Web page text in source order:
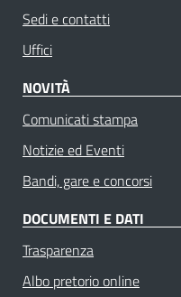
Sedi e contatti
Uffici
NOVITÀ
Comunicati stampa
Notizie ed Eventi
Bandi, gare e concorsi
DOCUMENTI E DATI
Trasparenza
Albo pretorio online